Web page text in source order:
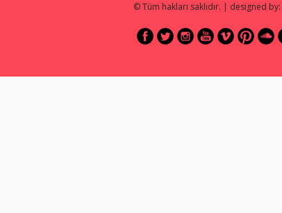
© Tüm hakları saklıdır. | designed by: